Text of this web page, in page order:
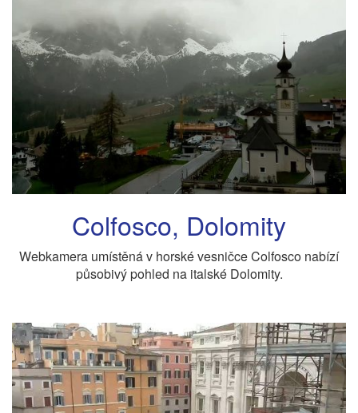
Colfosco, Dolomity
Webkamera umístěná v horské vesničce Colfosco nabízí
působivý pohled na italské Dolomity.